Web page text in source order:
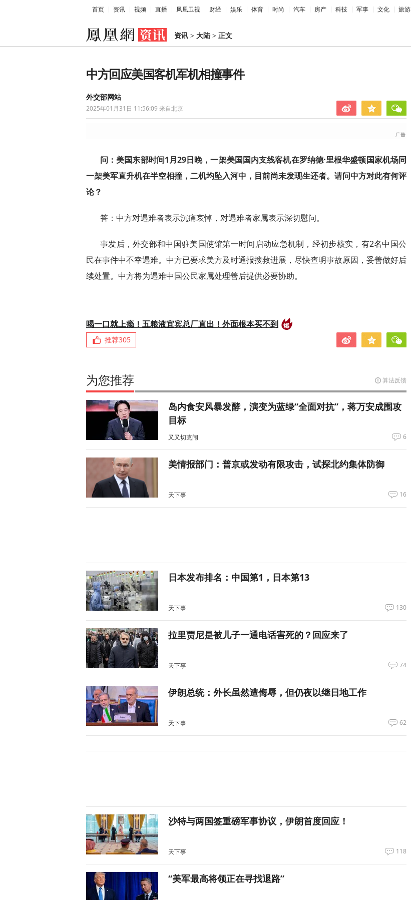
首页 资讯 视频 直播 凤凰卫视 财经 娱乐 体育 时尚 汽车 房产 科技 军事 文化 旅游
资讯 > 大陆 > 正文
中方回应美国客机军机相撞事件
外交部网站
2025年01月31日 11:56:09 来自北京
问：美国东部时间1月29日晚，一架美国国内支线客机在罗纳德·里根华盛顿国家机场同
一架美军直升机在半空相撞，二机均坠入河中，目前尚未发现生还者。请问中方对此有何评
论？
答：中方对遇难者表示沉痛哀悼，对遇难者家属表示深切慰问。
事发后，外交部和中国驻美国使馆第一时间启动应急机制，经初步核实，有2名中国公
民在事件中不幸遇难。中方已要求美方及时通报搜救进展，尽快查明事故原因，妥善做好后
续处置。中方将为遇难中国公民家属处理善后提供必要协助。
喝一口就上瘾！五粮液宜宾总厂直出！外面根本买不到
推荐305
为您推荐 算法反馈
岛内食安风暴发酵，演变为蓝绿“全面对抗”，蒋万安成围攻
目标
又又切克闹 6
美情报部门：普京或发动有限攻击，试探北约集体防御
天下事 16
日本发布排名：中国第1，日本第13
天下事 130
拉里贾尼是被儿子一通电话害死的？回应来了
天下事 74
伊朗总统：外长虽然遭侮辱，但仍夜以继日地工作
天下事 62
沙特与两国签重磅军事协议，伊朗首度回应！
天下事 118
“美军最高将领正在寻找退路”